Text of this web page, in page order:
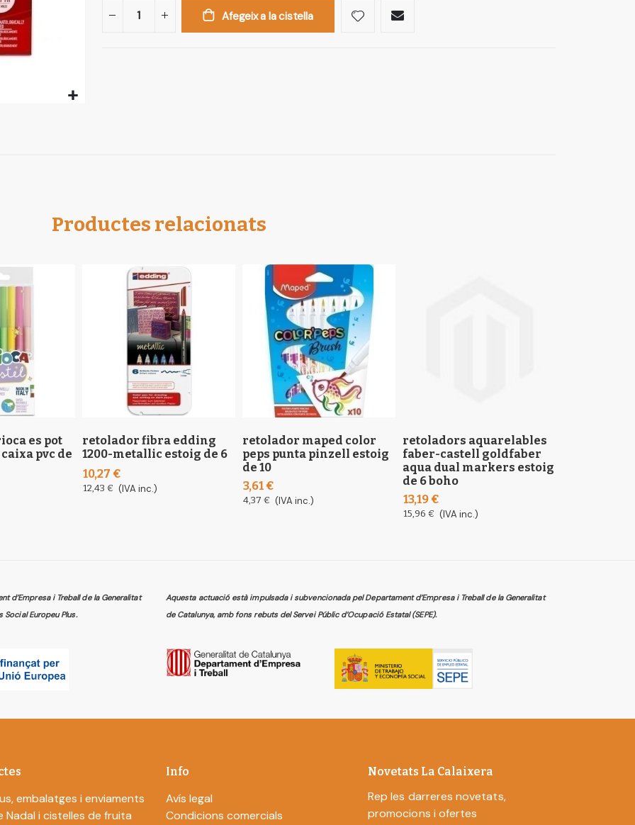
Afegeix a la cistella
Productes relacionats
es pot
pvc de
retolador fibra edding
1200-metallic estoig de 6
10,27 €
12,43 € (IVA inc.)
retolador maped color
peps punta pinzell estoig
de 10
3,61 €
4,37 € (IVA inc.)
retoladors aquarelables
faber-castell goldfaber
aqua dual markers estoig
de 6 boho
13,19 €
15,96 € (IVA inc.)
d’Empresa i Treball de la Generalitat
Europeu Plus.
Aquesta actuació està impulsada i subvencionada pel Departament d’Empresa i Treball de la Generalitat
de Catalunya, amb fons rebuts del Servei Públic d’Ocupació Estatal (SEPE).
embalatges i enviaments
Nadal i cistelles de fruita
Info
Avís legal
Condicions comercials
Novetats La Calaixera
Rep les darreres novetats,
promocions i ofertes